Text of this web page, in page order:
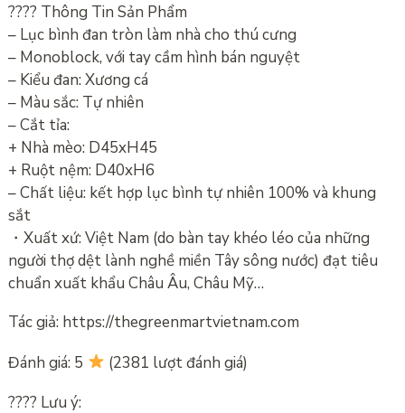
???? Thông Tin Sản Phẩm
– Lục bình đan tròn làm nhà cho thú cưng
– Monoblock, với tay cầm hình bán nguyệt
– Kiểu đan: Xương cá
– Màu sắc: Tự nhiên
– Cắt tỉa:
+ Nhà mèo: D45xH45
+ Ruột nệm: D40xH6
– Chất liệu: kết hợp lục bình tự nhiên 100% và khung
sắt
・Xuất xứ: Việt Nam (do bàn tay khéo léo của những
người thợ dệt lành nghề miền Tây sông nước) đạt tiêu
chuẩn xuất khẩu Châu Âu, Châu Mỹ…
Tác giả: https://thegreenmartvietnam.com
Đánh giá: 5
(2381 lượt đánh giá)
???? Lưu ý: